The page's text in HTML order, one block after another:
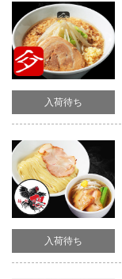
入荷待ち
入荷待ち